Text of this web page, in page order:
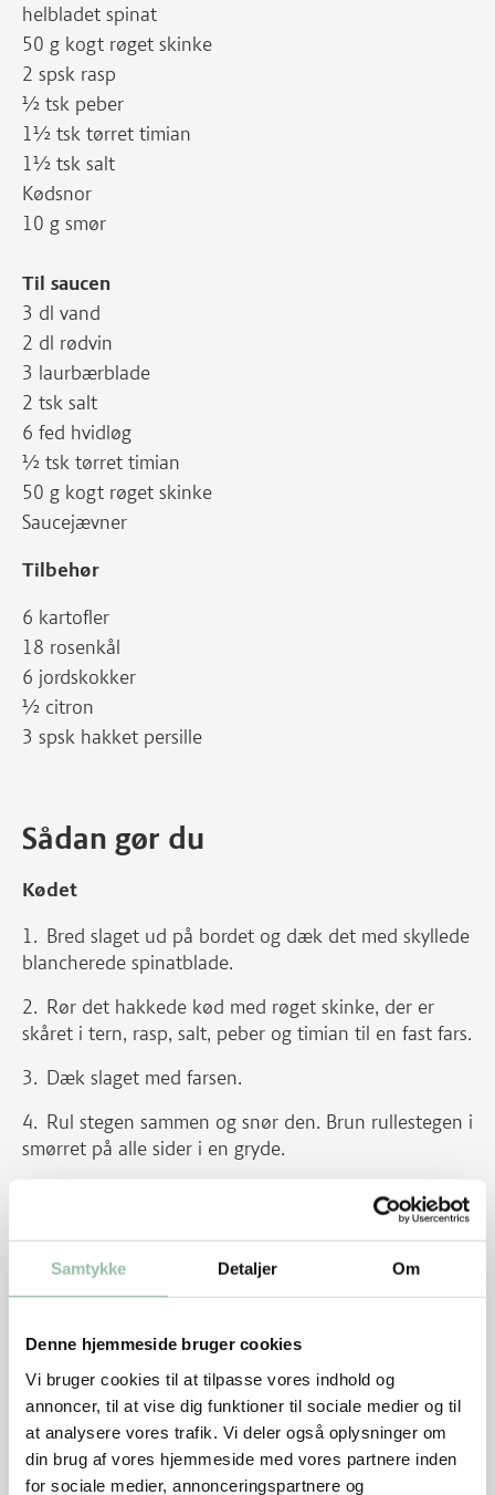
Samtykke Detaljer Om
Denne hjemmeside bruger cookies
Vi bruger cookies til at tilpasse vores indhold og
annoncer, til at vise dig funktioner til sociale medier og til
at analysere vores trafik. Vi deler også oplysninger om
din brug af vores hjemmeside med vores partnere inden
for sociale medier, annonceringspartnere og
helbladet spinat
50 g kogt røget skinke
2 spsk rasp
½ tsk peber
1½ tsk tørret timian
1½ tsk salt
Kødsnor
10 g smør
Til saucen
3 dl vand
2 dl rødvin
3 laurbærblade
2 tsk salt
6 fed hvidløg
½ tsk tørret timian
50 g kogt røget skinke
Saucejævner
Tilbehør
6 kartofler
18 rosenkål
6 jordskokker
½ citron
3 spsk hakket persille
Sådan gør du
Kødet
Bred slaget ud på bordet og dæk det med skyllede
blancherede spinatblade.
Rør det hakkede kød med røget skinke, der er
skåret i tern, rasp, salt, peber og timian til en fast fars.
Dæk slaget med farsen.
Rul stegen sammen og snør den. Brun rullestegen i
smørret på alle sider i en gryde.
Tilsæt 3 dl vand og rødvin sammen med
laurbærblade, salt, upillede hvidløgsfed, timian og
den røgede skinke.
Lad rullestegen koge ved svag varme i ca. 2 timer.
Vend den efter den første time.
Si skyen, skum den og jævn den let.
Kog den godt igennem og smag til.
Tilbehør